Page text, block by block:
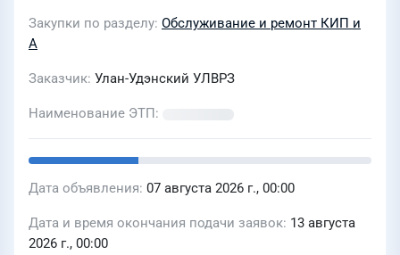
Закупки по разделу Обслуживание и ремонт КИП и
А
Заказчик Улан-Удэнский УЛВРЗ
Наименование ЭТП
Дата объявления 07 августа 2026 г., 00:00
Дата и время окончания подачи заявок 13 августа
2026 г., 00:00